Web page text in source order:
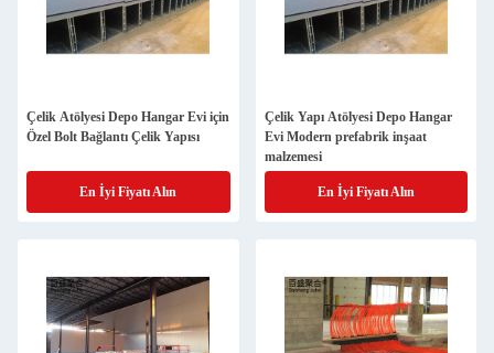
Çelik Atölyesi Depo Hangar Evi için
Özel Bolt Bağlantı Çelik Yapısı
En İyi Fiyatı Alın
Çelik Yapı Atölyesi Depo Hangar
Evi Modern prefabrik inşaat
malzemesi
En İyi Fiyatı Alın